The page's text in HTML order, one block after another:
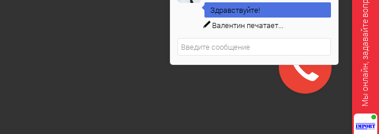
Мы онлайн, задавайте вопросы!
Здравствуйте!
Валентин печатает...